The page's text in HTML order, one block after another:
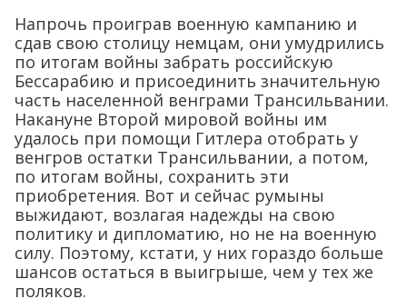
Напрочь проиграв военную кампанию и
сдав свою столицу немцам, они умудрились
по итогам войны забрать российскую
Бессарабию и присоединить значительную
часть населенной венграми Трансильвании.
Накануне Второй мировой войны им
удалось при помощи Гитлера отобрать у
венгров остатки Трансильвании, а потом,
по итогам войны, сохранить эти
приобретения. Вот и сейчас румыны
выжидают, возлагая надежды на свою
политику и дипломатию, но не на военную
силу. Поэтому, кстати, у них гораздо больше
шансов остаться в выигрыше, чем у тех же
поляков.